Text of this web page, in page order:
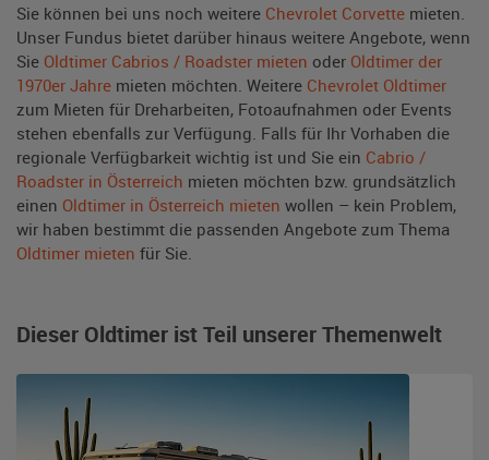
Sie können bei uns noch weitere Chevrolet Corvette mieten.
Unser Fundus bietet darüber hinaus weitere Angebote, wenn
Sie Oldtimer Cabrios / Roadster mieten oder Oldtimer der
1970er Jahre mieten möchten. Weitere Chevrolet Oldtimer
zum Mieten für Dreharbeiten, Fotoaufnahmen oder Events
stehen ebenfalls zur Verfügung. Falls für Ihr Vorhaben die
regionale Verfügbarkeit wichtig ist und Sie ein Cabrio /
Roadster in Österreich mieten möchten bzw. grundsätzlich
einen Oldtimer in Österreich mieten wollen – kein Problem,
wir haben bestimmt die passenden Angebote zum Thema
Oldtimer mieten für Sie.
Dieser Oldtimer ist Teil unserer Themenwelt